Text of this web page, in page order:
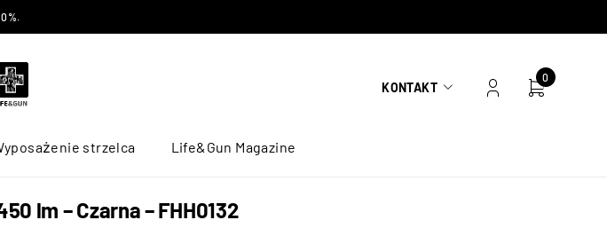
KONTAKT
0
strzelca Life&Gun Magazine
lm – Czarna – FHH0132